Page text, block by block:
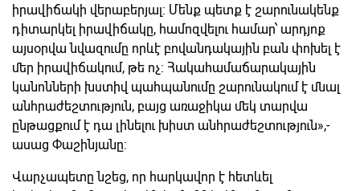
իրավիճակի վերաբերյալ: Մենք պետք է շարունակենք
դիտարկել իրավիճակը, համոզվելու համար՝ արդյոք
այսօրվա նվազումը որևէ բովանդակային բան փոխել է
մեր իրավիճակում, թե ոչ: Հակահամաճարակային
կանոնների խստիվ պահպանումը շարունակում է մնալ
անհրաժեշտություն, բայց առաջիկա մեկ տարվա
ընթացքում է դա լինելու խիստ անհրաժեշտություն»,-
ասաց Փաշինյանը:
Վարչապետը նշեց, որ հարկավոր է հետևել